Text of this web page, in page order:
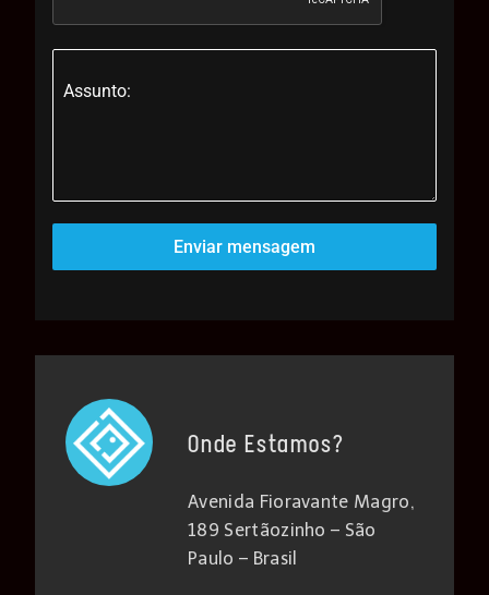
Assunto:
Enviar mensagem
Onde Estamos?
Avenida Fioravante Magro,
189 Sertãozinho – São
Paulo – Brasil